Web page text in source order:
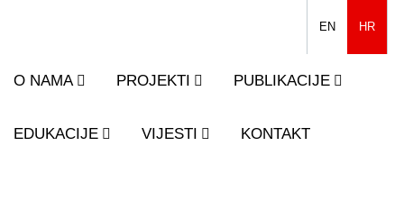
EN HR
O NAMA PROJEKTI PUBLIKACIJE
EDUKACIJE VIJESTI KONTAKT